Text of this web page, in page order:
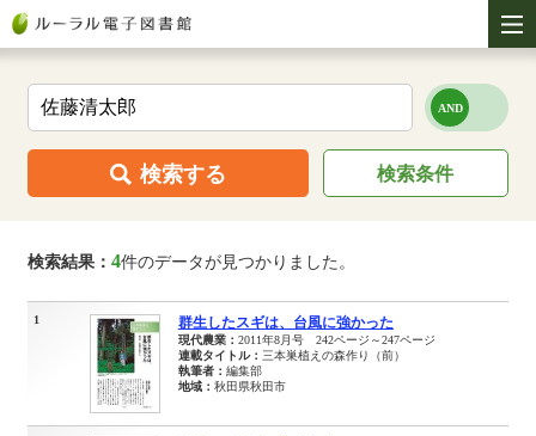
検索する 検索条件
検索結果： 4件のデータが見つかりました。
1 群生したスギは、台風に強かった
現代農業： 2011年8月号 242ページ～247ページ
連載タイトル： 三本巣植えの森作り（前）
執筆者： 編集部
地域： 秋田県秋田市